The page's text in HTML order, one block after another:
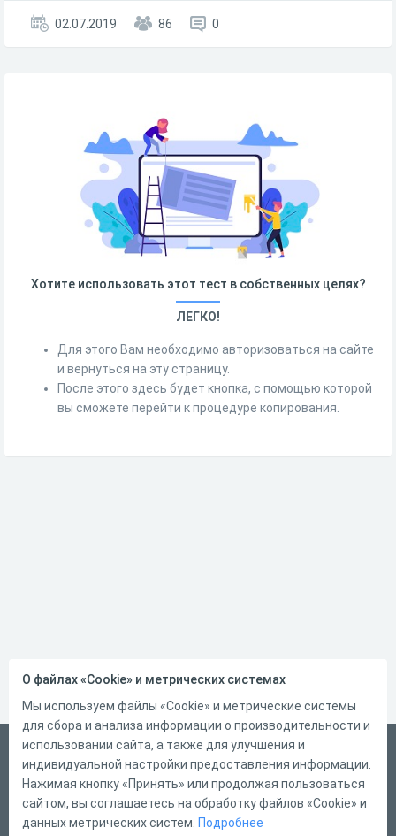
02.07.2019 86 0
Хотите использовать этот тест в собственных целях?
ЛЕГКО!
Для этого Вам необходимо авторизоваться на сайте
и вернуться на эту страницу.
После этого здесь будет кнопка, с помощью которой
вы сможете перейти к процедуре копирования.
Русский
Справка
Форма обратной связи
О файлах «Cookie» и метрических системах
Мы используем файлы «Cookie» и метрические системы
для сбора и анализа информации о производительности и
использовании сайта, а также для улучшения и
индивидуальной настройки предоставления информации.
Нажимая кнопку «Принять» или продолжая пользоваться
сайтом, вы соглашаетесь на обработку файлов «Cookie» и
данных метрических систем. Подробнее